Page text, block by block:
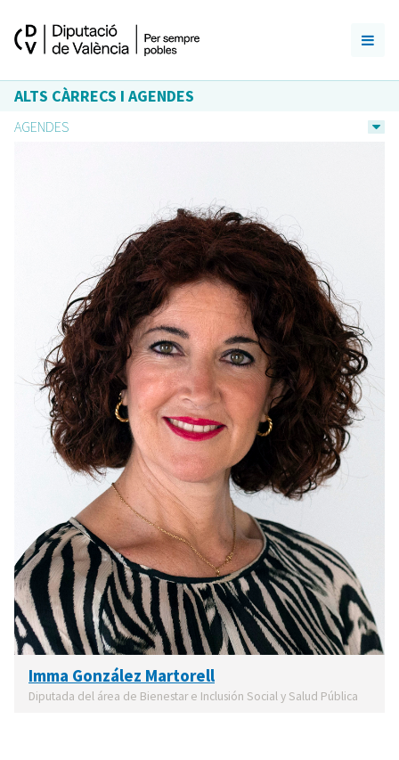
ALTS CÀRRECS I AGENDES
AGENDES
Imma González Martorell
Diputada del área de Bienestar e Inclusión Social y Salud Pública